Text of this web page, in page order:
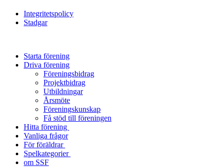
Integritetspolicy
Stadgar
Starta förening
Driva förening
Föreningsbidrag
Projektbidrag
Utbildningar
Årsmöte
Föreningskunskap
Få stöd till föreningen
Hitta förening
Vanliga frågor
För föräldrar
Spelkategorier
om SSF